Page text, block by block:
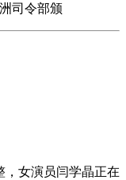
司令部颁
女演员闫学晶正在